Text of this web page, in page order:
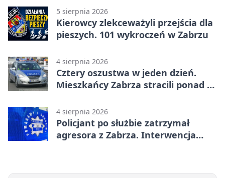
5 sierpnia 2026
Kierowcy zlekceważyli przejścia dla
pieszych. 101 wykroczeń w Zabrzu
4 sierpnia 2026
Cztery oszustwa w jeden dzień.
Mieszkańcy Zabrza stracili ponad 6
4 sierpnia 2026
Policjant po służbie zatrzymał
agresora z Zabrza. Interwencja